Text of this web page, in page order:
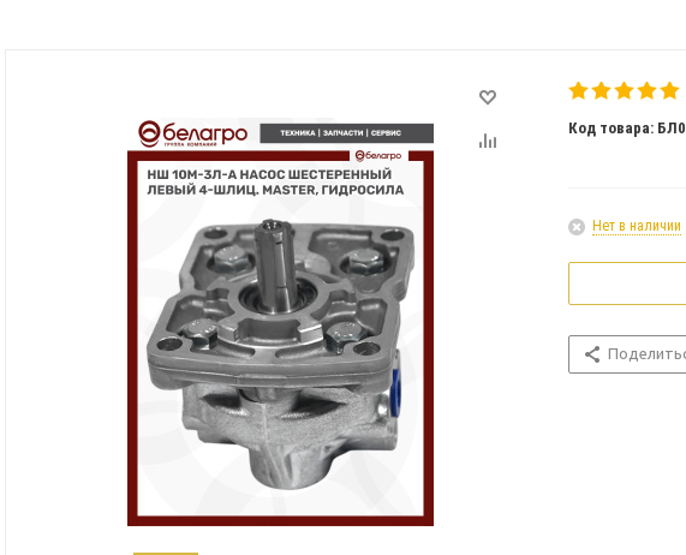
Код товара:
Нет в наличии